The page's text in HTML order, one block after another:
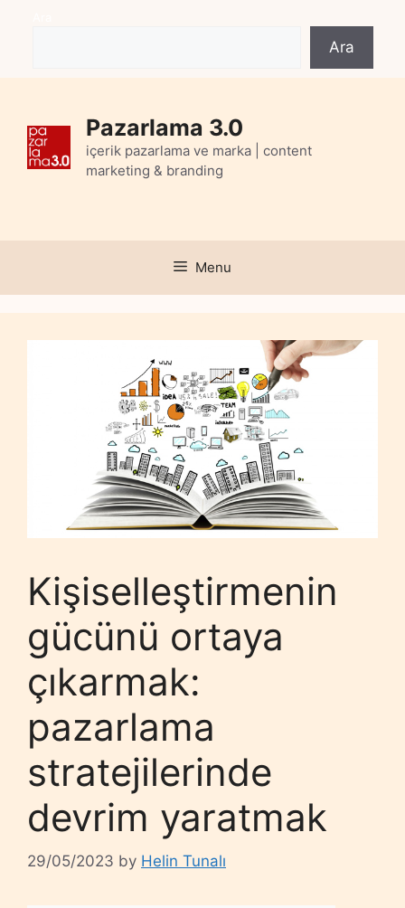
Ara
Pazarlama 3.0
içerik pazarlama ve marka | content
marketing & branding
Menu
Kişiselleştirmenin
gücünü ortaya
çıkarmak:
pazarlama
stratejilerinde
devrim yaratmak
29/05/2023 by Helin Tunalı